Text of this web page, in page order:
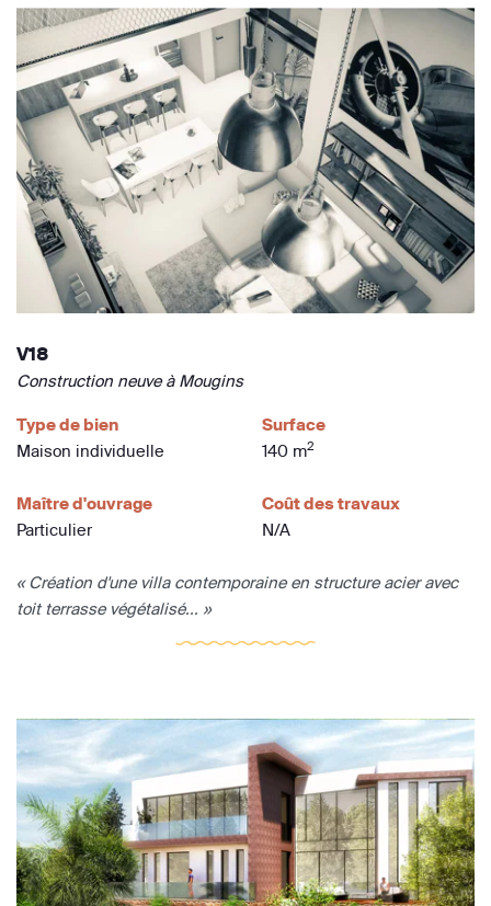
V18
Construction neuve à Mougins
Type de bien
Maison individuelle
Surface
140 m2
Maître d'ouvrage
Particulier
Coût des travaux
N/A
« Création d'une villa contemporaine en structure acier avec
toit terrasse végétalisé... »